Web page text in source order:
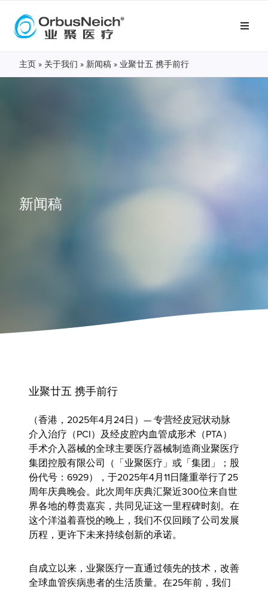
主页 » 关于我们 » 新闻稿 » 业聚廿五 携手前行
新闻稿
业聚廿五 携手前行
（香港，2025年4月24日）— 专营经皮冠状动脉
介入治疗（PCI）及经皮腔内血管成形术（PTA）
手术介入器械的全球主要医疗器械制造商业聚医疗
集团控股有限公司
（「业聚医疗」或「集团」；股
份代号：6929），于2025年4月11日隆重举行了25
周年庆典晚会。此次周年庆典汇聚近300位来自世
界各地的尊贵嘉宾，共同见证这一里程碑时刻。在
这个洋溢着喜悦的晚上，我们不仅回顾了公司发展
历程，更许下未来持续创新的承诺。
自成立以来，业聚医疗一直通过领先的技术，改善
全球血管疾病患者的生活质量。在25年前，我们